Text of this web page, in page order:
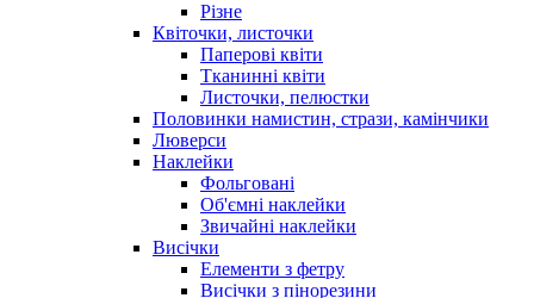
Різне
Квіточки, листочки
Паперові квіти
Тканинні квіти
Листочки, пелюстки
Половинки намистин, стрази, камінчики
Люверси
Наклейки
Фольговані
Об'ємні наклейки
Звичайні наклейки
Висічки
Елементи з фетру
Висічки з пінорезини